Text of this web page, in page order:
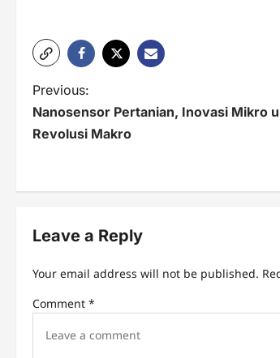
P
o
a
v
i
Previous:
Nanosensor Pertanian, Inovasi Mikro
Revolusi Makro
Leave a Reply
Your email address will not be published.
Comment *